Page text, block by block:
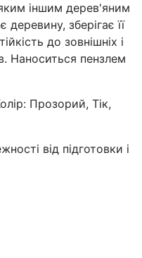
яким іншим дерев'яним
зберігає її
до зовнішніх і
Наноситься пензлем
Прозорий, Тік,
від підготовки і